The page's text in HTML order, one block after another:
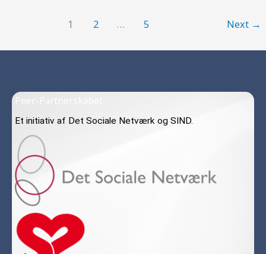
1 2 … 5 Next →
Peer-Partnerskabet
Et initiativ af Det Sociale Netværk og SIND.